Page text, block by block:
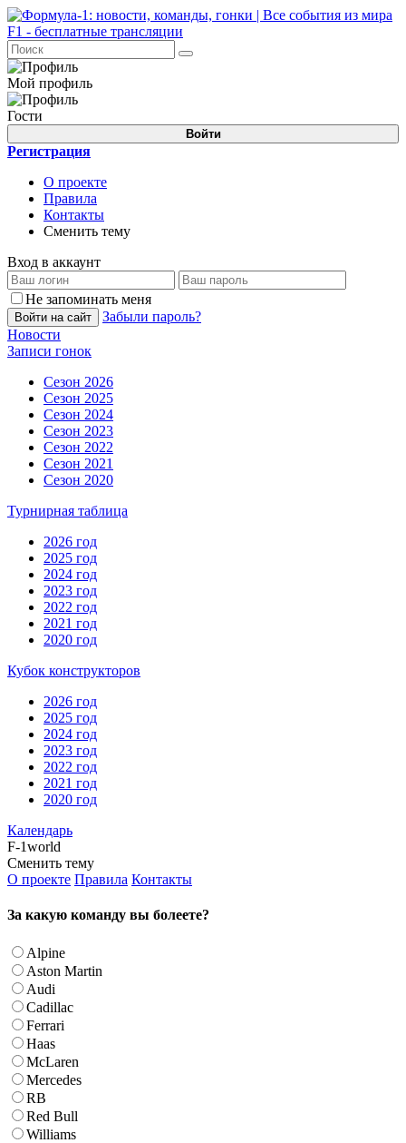
Мой профиль
Гости
Войти
Регистрация
О проекте
Правила
Контакты
Сменить тему
Вход в аккаунт
Не запоминать меня
Войти на сайт
Забыли пароль?
Новости
Записи гонок
Сезон 2026
Сезон 2025
Сезон 2024
Сезон 2023
Сезон 2022
Сезон 2021
Сезон 2020
Турнирная таблица
2026 год
2025 год
2024 год
2023 год
2022 год
2021 год
2020 год
Кубок конструкторов
2026 год
2025 год
2024 год
2023 год
2022 год
2021 год
2020 год
Календарь
F-1world
Сменить тему
О проекте Правила Контакты
За какую команду вы болеете?
Alpine
Aston Martin
Audi
Cadillac
Ferrari
Haas
McLaren
Mercedes
RB
Red Bull
Williams